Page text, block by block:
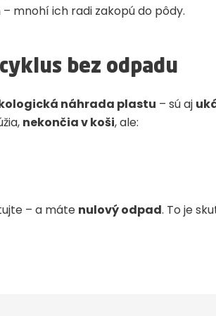
– mnohí ich radi zakopú do pôdy.
bez odpadu
náhrada plastu – sú aj
nekončia v koši, ale:
– a máte nulový odpad. To je